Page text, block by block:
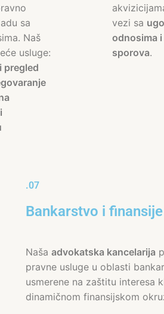
sa
Naš
usluge:
pregled
vezi sa
odnosima
sporova.
.07
Bankarstvo i finansije
Naša advokatska kancelarija
pravne usluge u oblasti
usmerene na zaštitu interesa
dinamičnom finansijskom